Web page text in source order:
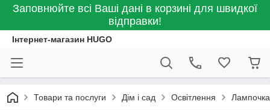
Заповнюйте всі Ваші дані в корзині для швидкої
відправки!
Інтернет-магазин HUGO
Товари та послуги Дім і сад Освітлення